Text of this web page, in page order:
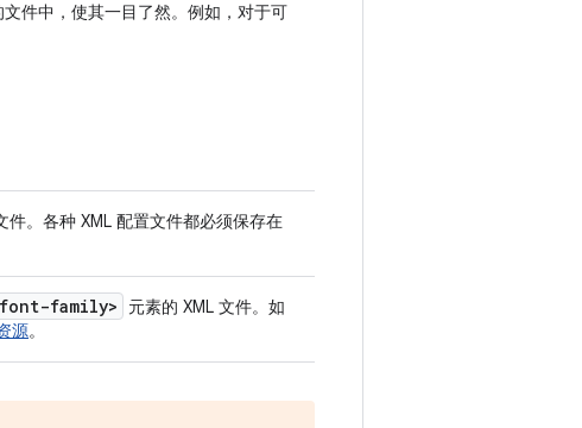
件中，使其一目了然。例如，对于可
件。各种 XML 配置文件都必须保存在
family>
元素的 XML 文件。如
源。